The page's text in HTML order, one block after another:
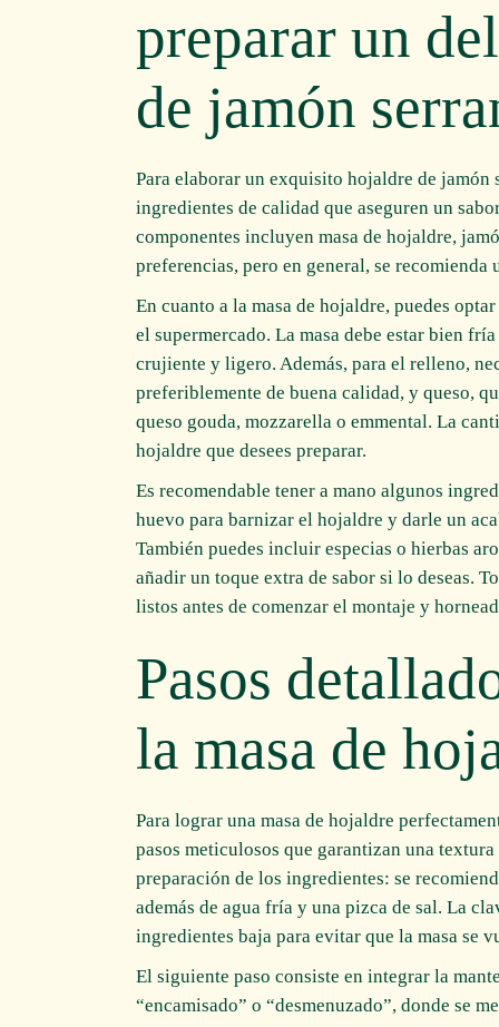
preparar un
de jamón
Para elaborar un exquisito hojaldre de
ingredientes de calidad que aseguren un
componentes incluyen masa de hojaldre,
preferencias, pero en general, se
En cuanto a la masa de hojaldre, puedes
el supermercado. La masa debe estar bien
crujiente y ligero. Además, para el relleno,
preferiblemente de buena calidad, y queso,
queso gouda, mozzarella o emmental. La
hojaldre que desees preparar.
Es recomendable tener a mano algunos
huevo para barnizar el hojaldre y darle un
También puedes incluir especias o hierbas
añadir un toque extra de sabor si lo deseas.
listos antes de comenzar el montaje y
Pasos
la masa de
Para lograr una masa de hojaldre
pasos meticulosos que garantizan una
preparación de los ingredientes: se
además de agua fría y una pizca de sal. La
ingredientes baja para evitar que la masa se
El siguiente paso consiste en integrar la
“encamisado” o “desmenuzado”, donde se